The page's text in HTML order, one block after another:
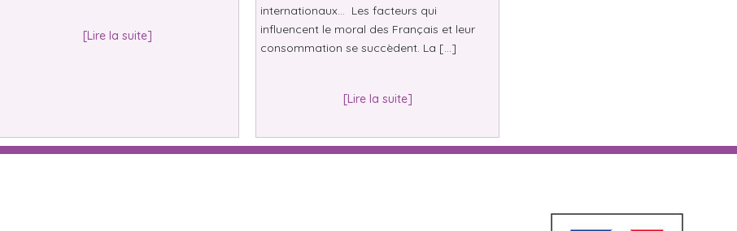
[Lire la suite]
internationaux… Les facteurs qui
influencent le moral des Français et leur
consommation se succèdent. La […]
[Lire la suite]